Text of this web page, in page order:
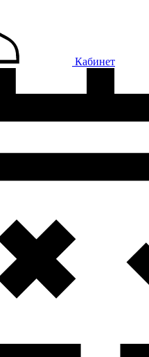
Кабинет